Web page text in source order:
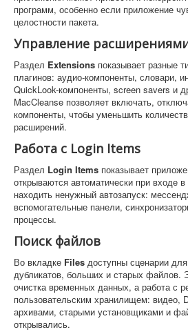
программ, особенно если приложение
целостности пакета.
Управление
Раздел Extensions показывает разные
плагинов: аудио-компоненты, словари,
QuickLook-компоненты, screen savers и
MacCleanse позволяет включать,
компоненты, чтобы уменьшить
расширений.
Работа с Login Items
Раздел Login Items показывает
открываются автоматически при входе
находить ненужный автозапуск:
вспомогательные панели,
процессы.
Поиск файлов
Во вкладке Files доступны сценарии
дубликатов, больших и старых файлов.
очистка временных данных, а работа с
пользовательским хранилищем: видео,
архивами, старыми установщиками и
открывались.